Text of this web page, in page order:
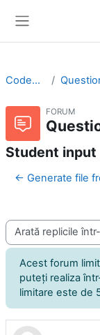
CodeRunner
FORUM
Student input
← Generate file
Afişează mod
Acest forum
puteţi realiza
limitare este de